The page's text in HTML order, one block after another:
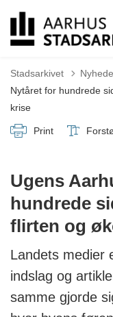
Stadsarkivet
Nytåret for hundrede
krise
Print
Ugens
hundrede
flirten og
Landets medier
indslag og
samme gjorde